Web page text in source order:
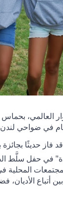
العالمي،
في ضواحي لندن.
فاز حديثًا
في حفل
المحلية
أتباع الأديان،